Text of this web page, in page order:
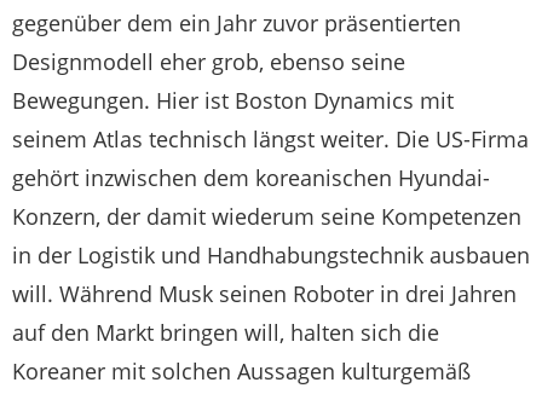
gegenüber dem ein Jahr zuvor präsentierten
Designmodell eher grob, ebenso seine
Bewegungen. Hier ist Boston Dynamics mit
seinem Atlas technisch längst weiter. Die US-Firma
gehört inzwischen dem koreanischen Hyundai-
Konzern, der damit wiederum seine Kompetenzen
in der Logistik und Handhabungstechnik ausbauen
will. Während Musk seinen Roboter in drei Jahren
auf den Markt bringen will, halten sich die
Koreaner mit solchen Aussagen kulturgemäß